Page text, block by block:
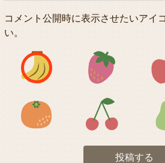
コメント公開時に表示させたいアイ
い。
アイコン1 アイコ
アイコン5 アイコ
投稿する